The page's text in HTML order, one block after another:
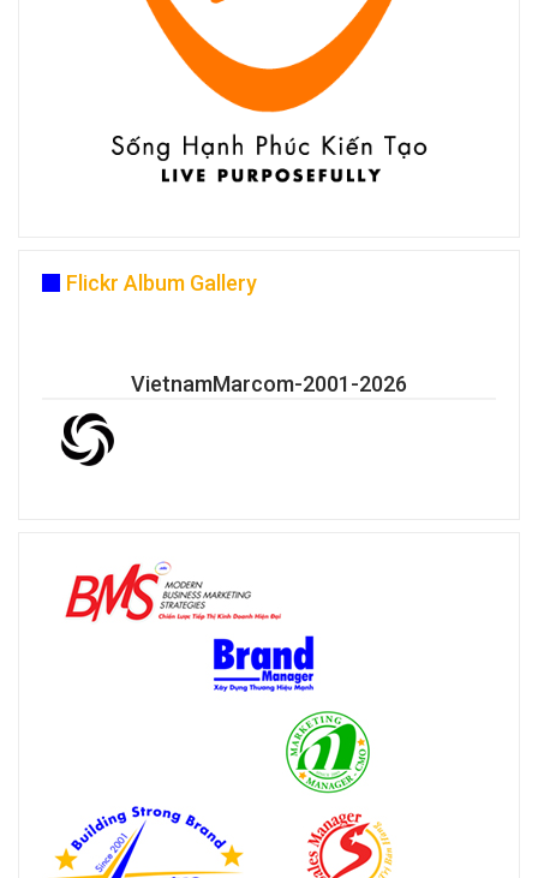
Flickr Album Gallery
VietnamMarcom-2001-2026